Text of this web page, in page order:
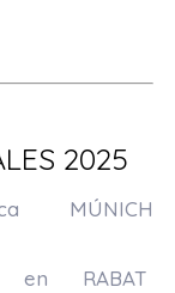
2025
MÚNICH
en RABAT